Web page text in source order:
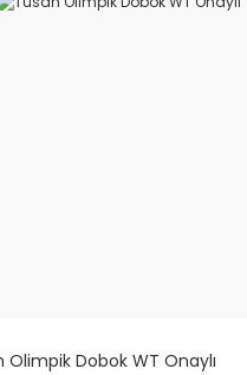
Olimpik Dobok WT Onaylı